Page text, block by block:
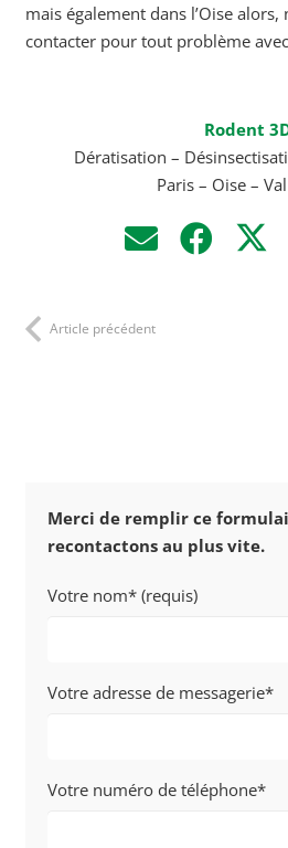
mais également dans l’Oise alors,
contacter pour tout problème
Rodent
Dératisation –
Paris – Oise –
Article précédent
Merci de remplir ce
recontactons au plus vite.
Votre nom* (requis)
Votre adresse de messagerie*
Votre numéro de téléphone*